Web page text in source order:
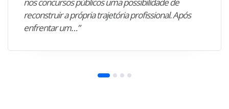
reconstruir a própria trajetória profissional. Após
enfrentar um…”